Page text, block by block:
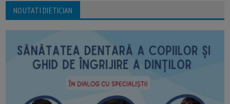
NOUTATI DIETICIAN